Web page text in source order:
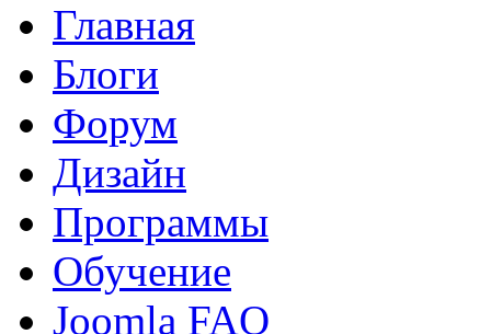
Главная
Блоги
Форум
Дизайн
Программы
Обучение
Joomla FAQ